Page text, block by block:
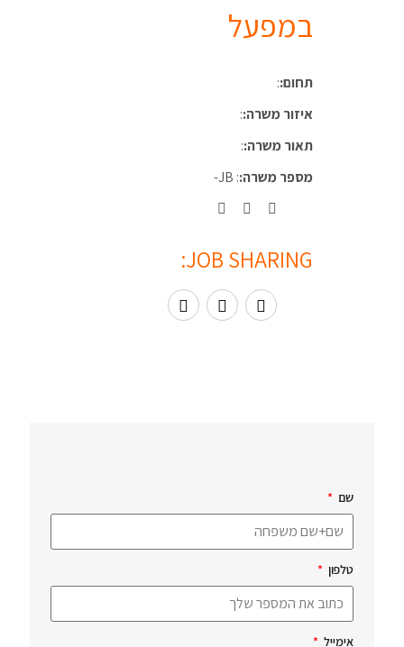
במפעל
תחום::
איזור משרה::
תאור משרה::
מספר משרה:: JB-
JOB SHARING:
שם
טלפון
אימייל